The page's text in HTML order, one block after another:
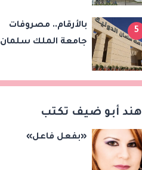
مصر
5
بالأرقام.. مصروفات
جامعة الملك سلمان
هند أبو ضيف تكتب
«بفعل فاعل»